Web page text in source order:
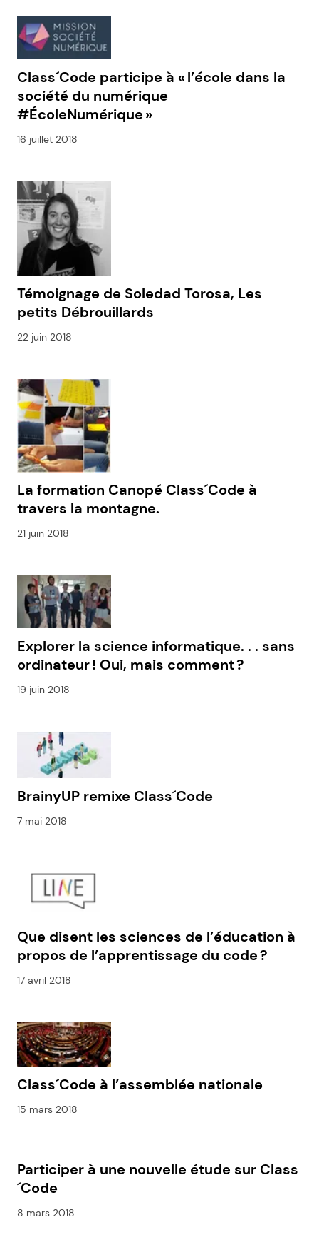
Class´Code participe à « l’école dans la
société du numérique
#ÉcoleNumérique »
16 juillet 2018
Témoignage de Soledad Torosa, Les
petits Débrouillards
22 juin 2018
La formation Canopé Class´Code à
travers la montagne.
21 juin 2018
Explorer la science informatique. . . sans
ordinateur ! Oui, mais comment ?
19 juin 2018
BrainyUP remixe Class´Code
7 mai 2018
Que disent les sciences de l’éducation à
propos de l’apprentissage du code ?
17 avril 2018
Class´Code à l’assemblée nationale
15 mars 2018
Participer à une nouvelle étude sur Class
´Code
8 mars 2018